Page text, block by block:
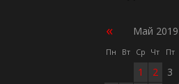
« Май 2019
Пн Вт Ср Чт Пт
1 2 3